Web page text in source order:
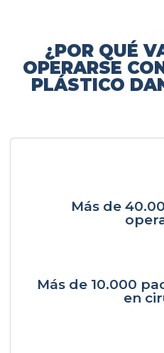
¿POR QUÉ
OPERARSE
PLÁSTICO
Más de
Más de 10.000
en